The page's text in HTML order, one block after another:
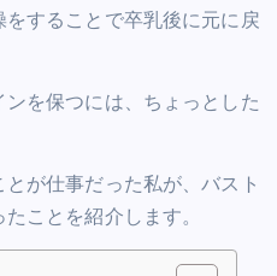
することで卒乳後に元に戻
を保つには、ちょっとした
が仕事だった私が、バスト
ことを紹介します。